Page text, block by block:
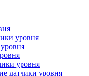
уровня
уровня
датчики уровня